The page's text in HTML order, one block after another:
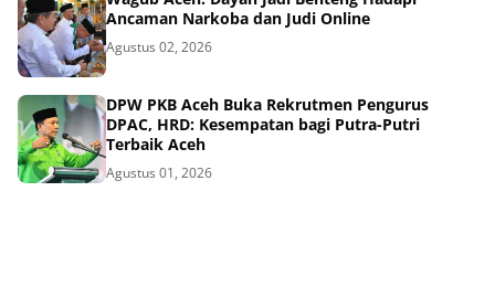
Ancaman Narkoba dan Judi Online
Agustus 02, 2026
DPW PKB Aceh Buka Rekrutmen Pengurus
DPAC, HRD: Kesempatan bagi Putra-Putri
Terbaik Aceh
Agustus 01, 2026